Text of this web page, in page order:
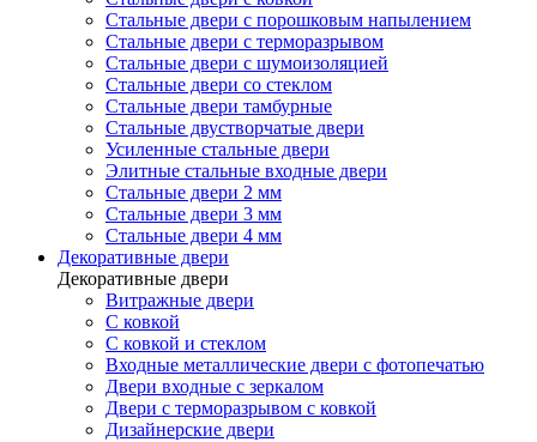
Стальные двери с порошковым напылением
Стальные двери с терморазрывом
Стальные двери с шумоизоляцией
Стальные двери со стеклом
Стальные двери тамбурные
Стальные двустворчатые двери
Усиленные стальные двери
Элитные стальные входные двери
Стальные двери 2 мм
Стальные двери 3 мм
Стальные двери 4 мм
Декоративные двери
Декоративные двери
Витражные двери
С ковкой
С ковкой и стеклом
Входные металлические двери с фотопечатью
Двери входные с зеркалом
Двери с терморазрывом с ковкой
Дизайнерские двери